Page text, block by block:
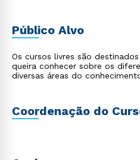
Público Alvo
Os cursos livres são
queira conhecer sobre os
diversas áreas do
Coordenação do